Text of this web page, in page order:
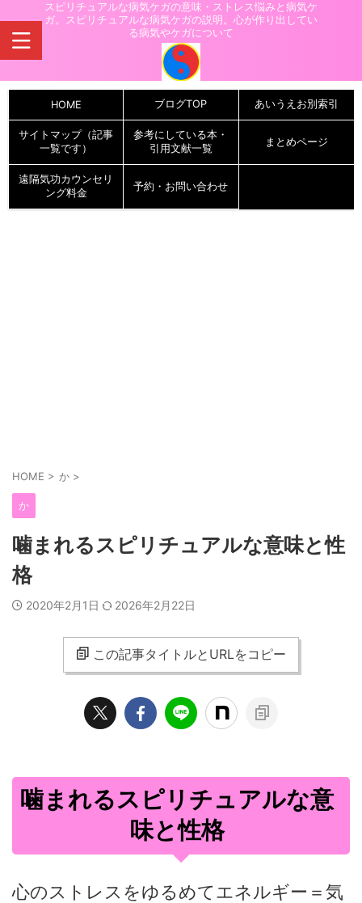
スピリチュアルな病気ケガの意味・ストレス悩みと病気ケ
ガ。スピリチュアルな病気ケガの説明。心が作り出してい
る病気やケガについて
HOME ブログTOP あいうえお別索引
サイトマップ（記事
一覧です）
参考にしている本・
引用文献一覧
まとめページ
遠隔気功カウンセリ
ング料金
予約・お問い合わせ
HOME > か >
か
噛まれるスピリチュアルな意味と性
格
2020年2月1日 2026年2月22日
この記事タイトルとURLをコピー
噛まれるスピリチュアルな意
味と性格
心のストレスをゆるめてエネルギー＝気